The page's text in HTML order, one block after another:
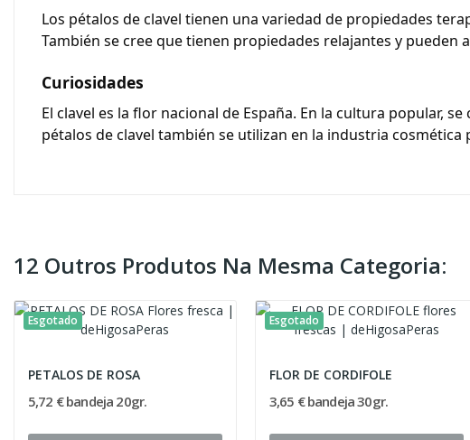
Los pétalos de clavel tienen una variedad de propiedades
También se cree que tienen propiedades relajantes y pueden
Curiosidades
El clavel es la flor nacional de España. En la cultura popular,
pétalos de clavel también se utilizan en la industria
12 Outros Produtos Na Mesma Categoria:
Esgotado
PETALOS DE ROSA
5,72 € bandeja 20gr.
Esgotado
FLOR DE CORDIFOLE
3,65 € bandeja 30gr.